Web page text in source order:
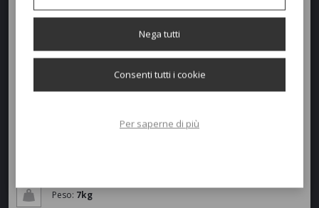
Peso: 7kg
Nega tutti
Consenti tutti i cookie
Per saperne di più